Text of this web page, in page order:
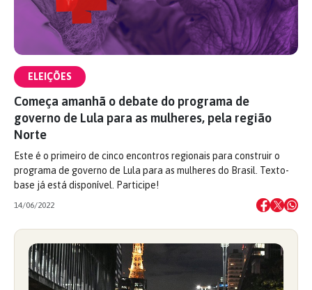
ELEIÇÕES
Começa amanhã o debate do programa de
governo de Lula para as mulheres, pela região
Norte
Este é o primeiro de cinco encontros regionais para construir o
programa de governo de Lula para as mulheres do Brasil. Texto-
base já está disponível. Participe!
14/06/2022